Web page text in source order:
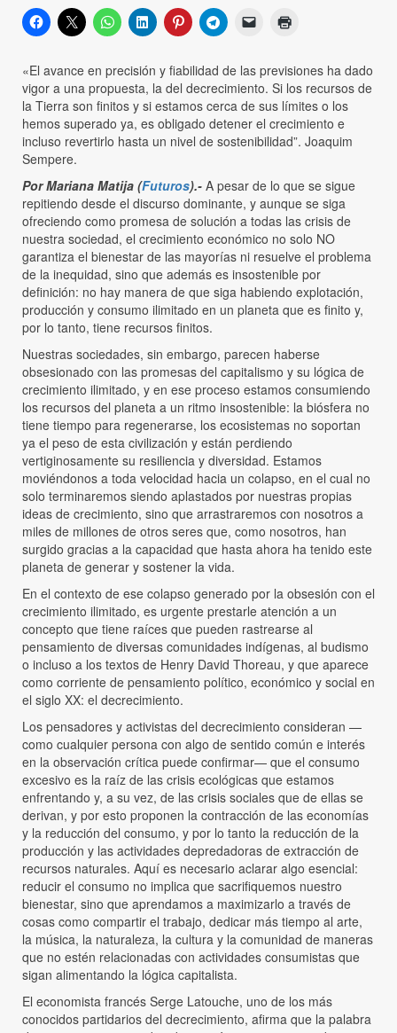
«El avance en precisión y fiabilidad de las previsiones ha dado
vigor a una propuesta, la del decrecimiento. Si los recursos de
la Tierra son finitos y si estamos cerca de sus límites o los
hemos superado ya, es obligado detener el crecimiento e
incluso revertirlo hasta un nivel de sostenibilidad”. Joaquim
Sempere.
Por Mariana Matija (Futuros).- A pesar de lo que se sigue
repitiendo desde el discurso dominante, y aunque se siga
ofreciendo como promesa de solución a todas las crisis de
nuestra sociedad, el crecimiento económico no solo NO
garantiza el bienestar de las mayorías ni resuelve el problema
de la inequidad, sino que además es insostenible por
definición: no hay manera de que siga habiendo explotación,
producción y consumo ilimitado en un planeta que es finito y,
por lo tanto, tiene recursos finitos.
Nuestras sociedades, sin embargo, parecen haberse
obsesionado con las promesas del capitalismo y su lógica de
crecimiento ilimitado, y en ese proceso estamos consumiendo
los recursos del planeta a un ritmo insostenible: la biósfera no
tiene tiempo para regenerarse, los ecosistemas no soportan
ya el peso de esta civilización y están perdiendo
vertiginosamente su resiliencia y diversidad. Estamos
moviéndonos a toda velocidad hacia un colapso, en el cual no
solo terminaremos siendo aplastados por nuestras propias
ideas de crecimiento, sino que arrastraremos con nosotros a
miles de millones de otros seres que, como nosotros, han
surgido gracias a la capacidad que hasta ahora ha tenido este
planeta de generar y sostener la vida.
En el contexto de ese colapso generado por la obsesión con el
crecimiento ilimitado, es urgente prestarle atención a un
concepto que tiene raíces que pueden rastrearse al
pensamiento de diversas comunidades indígenas, al budismo
o incluso a los textos de Henry David Thoreau, y que aparece
como corriente de pensamiento político, económico y social en
el siglo XX: el decrecimiento.
Los pensadores y activistas del decrecimiento consideran —
como cualquier persona con algo de sentido común e interés
en la observación crítica puede confirmar— que el consumo
excesivo es la raíz de las crisis ecológicas que estamos
enfrentando y, a su vez, de las crisis sociales que de ellas se
derivan, y por esto proponen la contracción de las economías
y la reducción del consumo, y por lo tanto la reducción de la
producción y las actividades depredadoras de extracción de
recursos naturales. Aquí es necesario aclarar algo esencial:
reducir el consumo no implica que sacrifiquemos nuestro
bienestar, sino que aprendamos a maximizarlo a través de
cosas como compartir el trabajo, dedicar más tiempo al arte,
la música, la naturaleza, la cultura y la comunidad de maneras
que no estén relacionadas con actividades consumistas que
sigan alimentando la lógica capitalista.
El economista francés Serge Latouche, uno de los más
conocidos partidarios del decrecimiento, afirma que la palabra